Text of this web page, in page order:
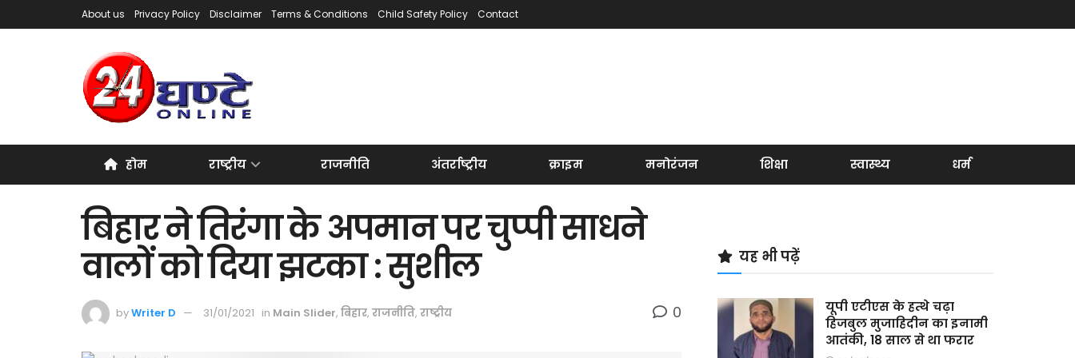
About us Privacy Policy Disclaimer Terms & Conditions Child Safety Policy Contact
होम राष्ट्रीय राजनीति अंतर्राष्ट्रीय क्राइम मनोरंजन शिक्षा स्वास्थ्य धर्म
बिहार ने तिरंगा के अपमान पर चुप्पी साधने
वालों को दिया झटका : सुशील
byWriter D 31/01/2021 in Main Slider, बिहार, राजनीति, राष्ट्रीय 0
यह भी पढ़ें
यूपी एटीएस के हत्थे चढ़ा
हिजबुल मुजाहिदीन का इनामी
आतंकी, 18 साल से था फरार